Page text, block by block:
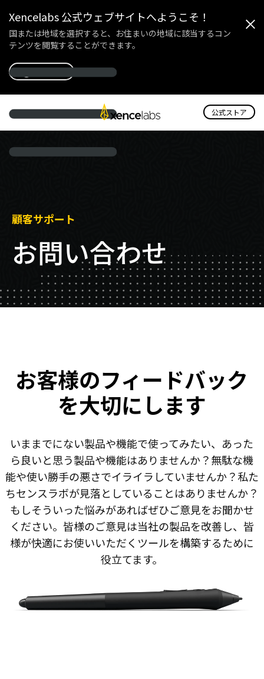
Xencelabs 公式ウェブサイトへようこそ！
国または地域を選択すると、お住まいの地域に該当するコン
テンツを閲覧することができます。
公式ストア
顧客サポート
お問い合わせ
お客様のフィードバック
を大切にします
いままでにない製品や機能で使ってみたい、あった
ら良いと思う製品や機能はありませんか？無駄な機
能や使い勝手の悪さでイライラしていませんか？私た
ちセンスラボが見落としていることはありませんか？
もしそういった悩みがあればぜひご意見をお聞かせ
ください。皆様のご意見は当社の製品を改善し、皆
様が快適にお使いいただくツールを構築するために
役立てます。